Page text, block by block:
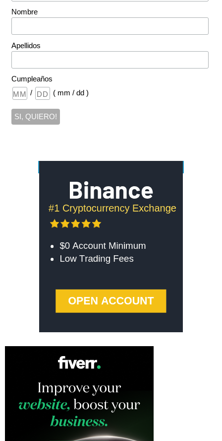
Nombre
Apellidos
Cumpleaños
/
( mm / dd )